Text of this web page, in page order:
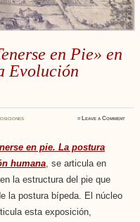
en Pie» en
Evolución
≈ Leave a Comment
en pie. La postura
humana, se articula en
la estructura del pie que
la postura bípeda. El núcleo
esta exposición,